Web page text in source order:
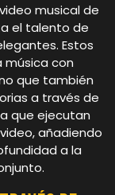
musical de
el talento de
Estos
con
que también
a través de
que ejecutan
añadiendo
a la